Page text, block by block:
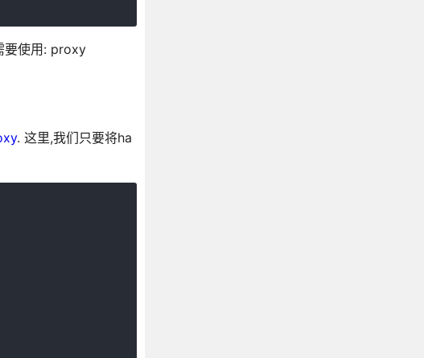
要使用: proxy
. 这里,我们只要将ha